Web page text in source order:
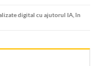
digital cu ajutorul IA, în